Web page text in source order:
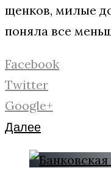
щенков, милые
поняла все
Facebook
Twitter
Google+
Далее